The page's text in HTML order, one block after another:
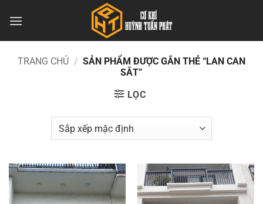
qua
TRANG CHỦ / SẢN PHẨM ĐƯỢC GẮN THẺ “LAN CAN
SẮT”
LỌC